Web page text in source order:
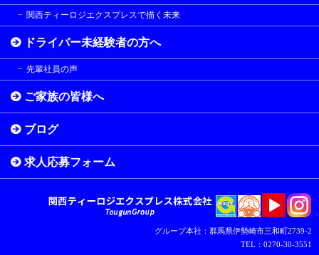
関西ティーロジエクスプレスで描く未来
ドライバー未経験者の方へ
先輩社員の声
ご家族の皆様へ
ブログ
求人応募フォーム
グループ本社：群馬県伊勢崎市三和町2739-2
TEL：0270-30-3551